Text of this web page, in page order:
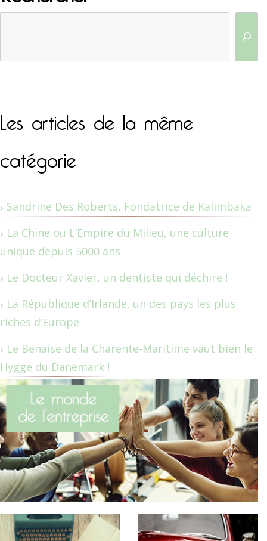
Les articles de la même
catégorie
Sandrine Des Roberts, Fondatrice de Kalimbaka
La Chine ou L’Empire du Milieu, une culture
unique depuis 5000 ans
Le Docteur Xavier, un dentiste qui déchire !
La République d’Irlande, un des pays les plus
riches d’Europe
Le Benaise de la Charente-Maritime vaut bien le
Hygge du Danemark !